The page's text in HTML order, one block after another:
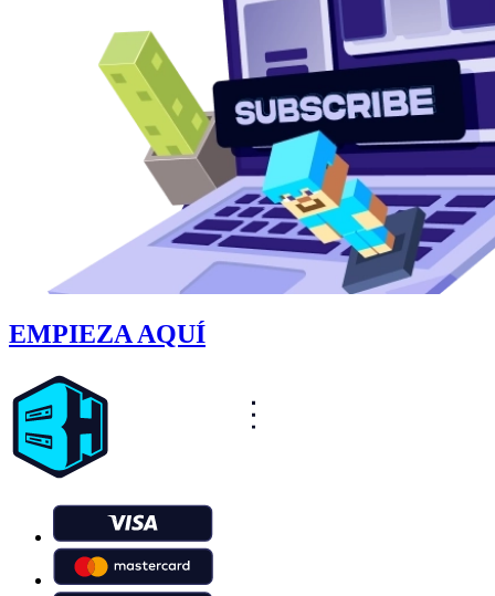
EMPIEZA AQUÍ